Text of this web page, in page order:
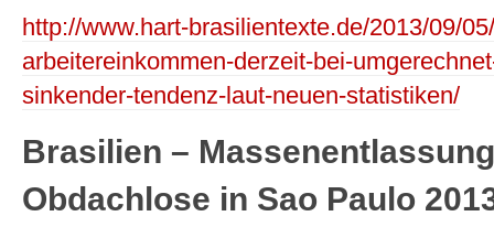
http://www.hart-brasilientexte.de/2013/09/
arbeitereinkommen-derzeit-bei-
sinkender-tendenz-laut-neuen-statistiken/
Brasilien –
Obdachlose in Sao Paulo